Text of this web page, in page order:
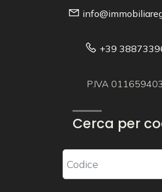
+39
P.IVA
Cerca per